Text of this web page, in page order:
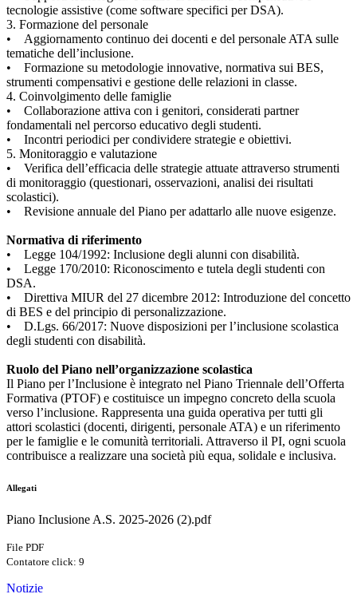
tecnologie assistive (come software specifici per DSA).
3. Formazione del personale
• Aggiornamento continuo dei docenti e del personale ATA sulle
tematiche dell’inclusione.
• Formazione su metodologie innovative, normativa sui BES,
strumenti compensativi e gestione delle relazioni in classe.
4. Coinvolgimento delle famiglie
• Collaborazione attiva con i genitori, considerati partner
fondamentali nel percorso educativo degli studenti.
• Incontri periodici per condividere strategie e obiettivi.
5. Monitoraggio e valutazione
• Verifica dell’efficacia delle strategie attuate attraverso strumenti
di monitoraggio (questionari, osservazioni, analisi dei risultati
scolastici).
• Revisione annuale del Piano per adattarlo alle nuove esigenze.
Normativa di riferimento
• Legge 104/1992: Inclusione degli alunni con disabilità.
• Legge 170/2010: Riconoscimento e tutela degli studenti con
DSA.
• Direttiva MIUR del 27 dicembre 2012: Introduzione del concetto
di BES e del principio di personalizzazione.
• D.Lgs. 66/2017: Nuove disposizioni per l’inclusione scolastica
degli studenti con disabilità.
Ruolo del Piano nell’organizzazione scolastica
Il Piano per l’Inclusione è integrato nel Piano Triennale dell’Offerta
Formativa (PTOF) e costituisce un impegno concreto della scuola
verso l’inclusione. Rappresenta una guida operativa per tutti gli
attori scolastici (docenti, dirigenti, personale ATA) e un riferimento
per le famiglie e le comunità territoriali. Attraverso il PI, ogni scuola
contribuisce a realizzare una società più equa, solidale e inclusiva.
Allegati
Piano Inclusione A.S. 2025-2026 (2).pdf
File PDF
Contatore click: 9
Notizie